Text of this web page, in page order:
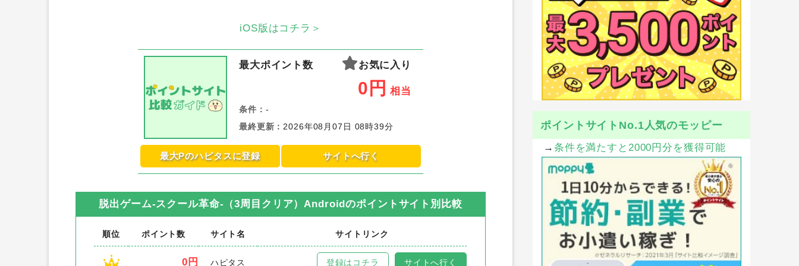
iOS版はコチラ＞
最大ポイント数 お気に入り
0 円 相当
条件： -
最終更新 ： 2026年08月07日 08時39分
最大Pのハピタスに登録 サイトへ行く
脱出ゲーム-スクール革命-（3周目クリア）Androidのポイントサイト別比較
順位 ポイント数 サイト名 サイトリンク
0円 ハピタス 登録はコチラ サイトへ行く
ポイントサイトNo.1人気のモッピー
→ 条件を満たすと2000円分を獲得可能